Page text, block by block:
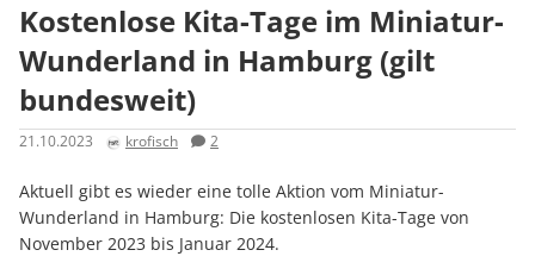
Kostenlose Kita-Tage im Miniatur-
Wunderland in Hamburg (gilt
bundesweit)
21.10.2023 krofisch 2
Aktuell gibt es wieder eine tolle Aktion vom Miniatur-
Wunderland in Hamburg: Die kostenlosen Kita-Tage von
November 2023 bis Januar 2024.